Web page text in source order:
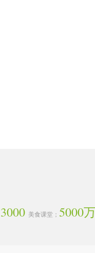
3000 美食课堂； 5000